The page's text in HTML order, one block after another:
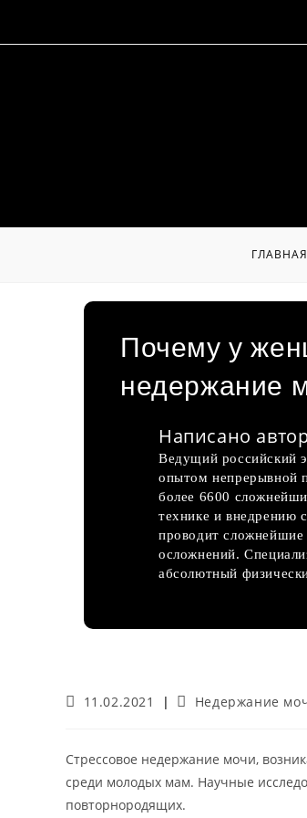
ГЛАВНАЯ
Почему у
недержание
Написано
Ведущий российский
опытом непрерывной
более 6600
технике и внедрению
проводит сложнейшие
осложнений.
абсолютный
Запись
11.02.2021
Рубрика
Недержание
Стрессовое недержание мочи,
среди молодых мам. Научные
повторнородящих.